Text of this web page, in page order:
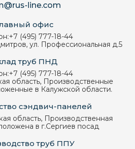
line.com
офис
+7 (495) 777-18-44
ул. Профессиональная д.5
труб ПНД
+7 (495) 777-18-44
область, Производственные
в Калужской области.
сэндвич-панелей
область, Производственная
в г.Сергиев посад
труб ППУ